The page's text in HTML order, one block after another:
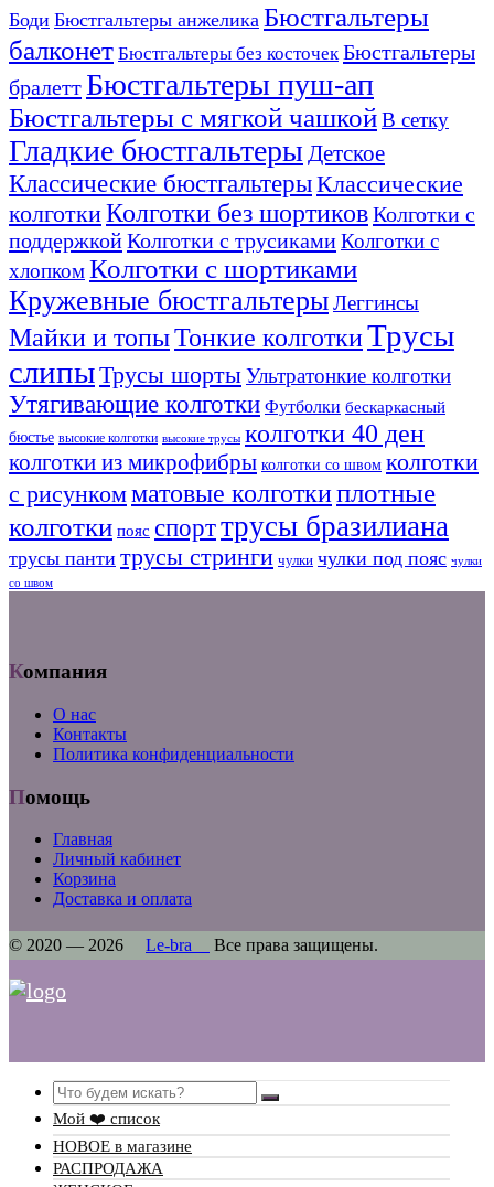
Боди Бюстгальтеры анжелика Бюстгальтеры
балконет Бюстгальтеры без косточек Бюстгальтеры
бралеттБюстгальтеры пуш-ап
Бюстгальтеры с мягкой чашкойВ сетку
Гладкие бюстгальтерыДетское
Классические бюстгальтерыКлассические
колготкиКолготки без шортиковКолготки с
поддержкойКолготки с трусикамиКолготки с
хлопкомКолготки с шортиками
Кружевные бюстгальтерыЛеггинсы
Майки и топыТонкие колготкиТрусы
слипыТрусы шортыУльтратонкие колготки
Утягивающие колготки Футболки бескаркасный
бюстье высокие колготки высокие трусы колготки 40 ден
колготки из микрофибры колготки со швом колготки
с рисункомматовые колготкиплотные
колготки пояс спорттрусы бразилиана
трусы панти трусы стринги чулки чулки под пояс чулки
со швом
Компания
О нас
Контакты
Политика конфиденциальности
Помощь
Главная
Личный кабинет
Корзина
Доставка и оплата
© 2020 — 2026 Le-bra Все права защищены.
Search
Мой ❤️ список
НОВОЕ в магазине
РАСПРОДАЖА